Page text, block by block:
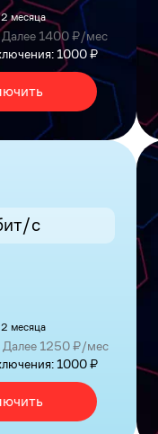
месяца
Далее 1400 ₽/мес
1000 ₽
с
месяца
Далее 1250 ₽/мес
1000 ₽